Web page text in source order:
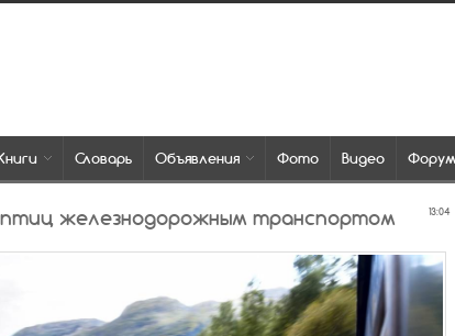
Словарь Объявления Фото Видео Форум
13:04
птиц железнодорожным транспортом